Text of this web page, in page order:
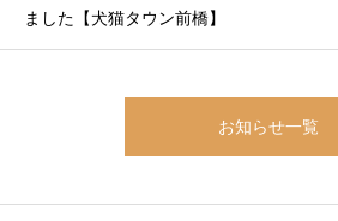
ました【犬猫タウン前橋】
お知らせ一覧